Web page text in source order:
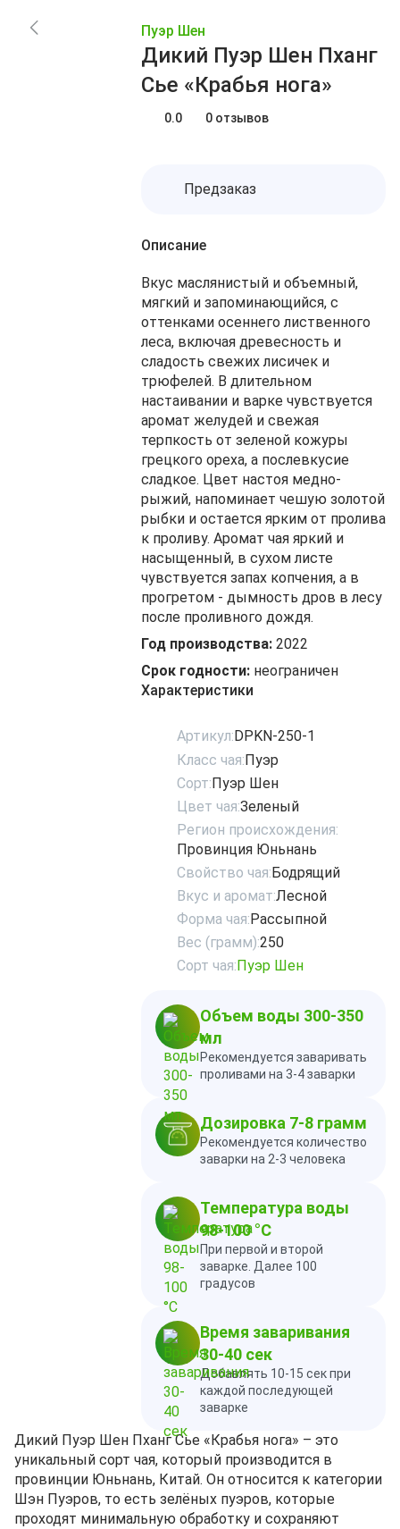
Акции
Блог
Пуэр Шен
Дикий Пуэр Шен Пханг
Сье «Крабья нога»
0.0 0 отзывов
Предзаказ
Описание
Вкус маслянистый и объемный,
мягкий и запоминающийся, с
оттенками осеннего лиственного
леса, включая древесность и
сладость свежих лисичек и
трюфелей. В длительном
настаивании и варке чувствуется
аромат желудей и свежая
терпкость от зеленой кожуры
грецкого ореха, а послевкусие
сладкое. Цвет настоя медно-
рыжий, напоминает чешую золотой
рыбки и остается ярким от пролива
к проливу. Аромат чая яркий и
насыщенный, в сухом листе
чувствуется запах копчения, а в
прогретом - дымность дров в лесу
после проливного дождя.
Год производства: 2022
Срок годности: неограничен
Характеристики
Артикул:DPKN-250-1
Класс чая:Пуэр
Сорт:Пуэр Шен
Цвет чая:Зеленый
Регион происхождения:
Провинция Юньнань
Свойство чая:Бодрящий
Вкус и аромат:Лесной
Форма чая:Рассыпной
Вес (грамм):250
Сорт чая:Пуэр Шен
Объем воды 300-350
мл
Рекомендуется заваривать
проливами на 3-4 заварки
Дозировка 7-8 грамм
Рекомендуется количество
заварки на 2-3 человека
Температура воды
98-100 °C
При первой и второй
заварке. Далее 100
градусов
Время заваривания
30-40 сек
Добавлять 10-15 сек при
каждой последующей
заварке
Дикий Пуэр Шен Пханг Сье «Крабья нога» – это
уникальный сорт чая, который производится в
провинции Юньнань, Китай. Он относится к категории
Шэн Пуэров, то есть зелёных пуэров, которые
проходят минимальную обработку и сохраняют